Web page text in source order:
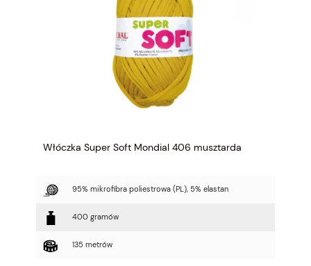
Włóczka Super Soft Mondial 406 musztarda
95% mikrofibra poliestrowa (PL), 5% elastan
400 gramów
135 metrów